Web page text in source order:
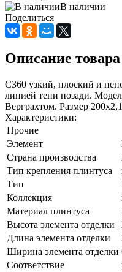
В наличии
Поделиться
Описание товара
C360 узкий, плоский и
линией тени позади.
Верграхтом. Размер
Характеристики:
Прочие
Элемент
Страна производства
Тип крепления плинтуса
Тип
Коллекция
Материал плинтуса
Высота элемента отделки
Длина элемента отделки
Ширина элемента отделки
Соответствие